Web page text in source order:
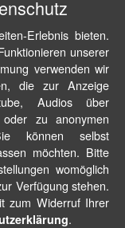
Erlebnis bieten.
unserer
verwenden wir
die zur Anzeige
Audios über
zu anonymen
können selbst
möchten. Bitte
womöglich
Verfügung stehen.
zum Widerruf Ihrer
.